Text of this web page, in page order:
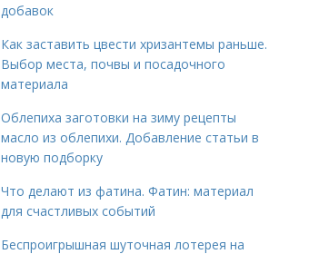
добавок
Как заставить цвести хризантемы раньше.
Выбор места, почвы и посадочного
материала
Облепиха заготовки на зиму рецепты
масло из облепихи. Добавление статьи в
новую подборку
Что делают из фатина. Фатин: материал
для счастливых событий
Беспроигрышная шуточная лотерея на